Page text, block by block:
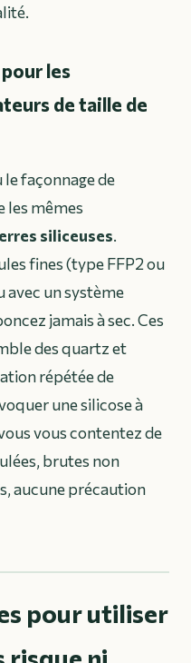
les
de taille de
façonnage de
les mêmes
siliceuses.
fines (type FFP2 ou
avec un système
jamais à sec. Ces
des quartz et
répétée de
une silicose à
vous contentez de
brutes non
aucune précaution
pour utiliser